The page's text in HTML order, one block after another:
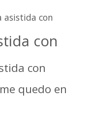
asistida con
con
con
quedo en